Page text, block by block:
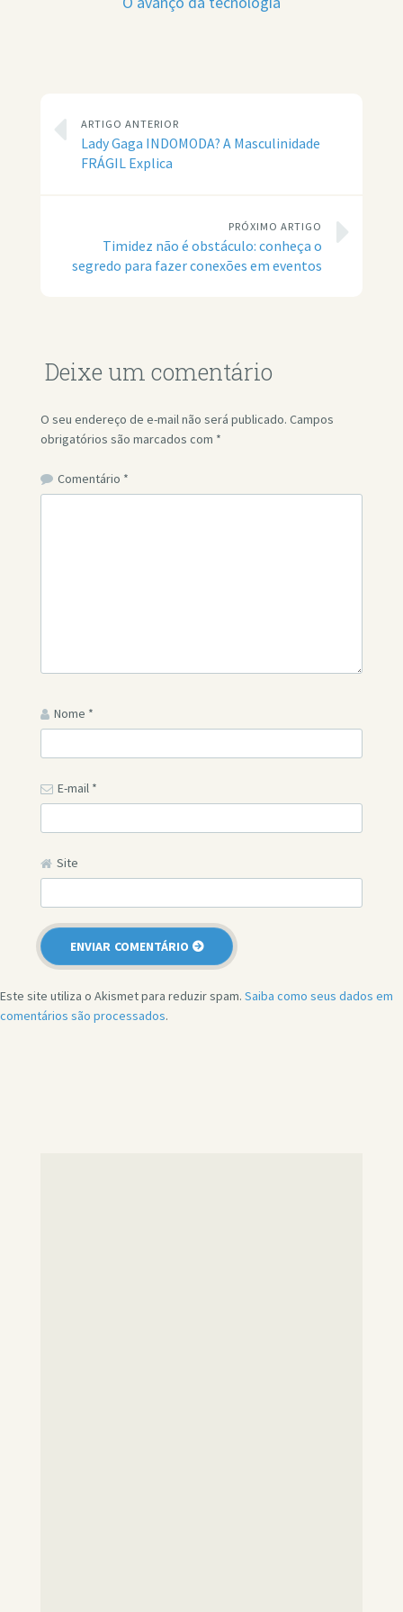
ARTIGO ANTERIOR
Lady Gaga INDOMODA? A Masculinidade
FRÁGIL Explica
PRÓXIMO ARTIGO
Timidez não é obstáculo: conheça o
segredo para fazer conexões em eventos
Deixe um comentário
O seu endereço de e-mail não será publicado. Campos
obrigatórios são marcados com *
Comentário *
Nome *
E-mail *
Site
Este site utiliza o Akismet para reduzir spam. Saiba como seus dados em
comentários são processados.